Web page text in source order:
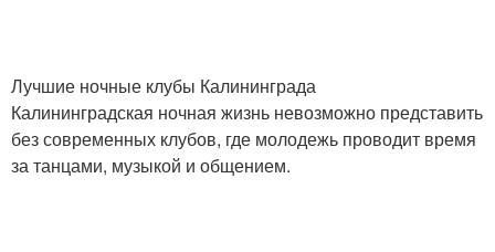
Лучшие ночные клубы Калининграда
Калининградская ночная жизнь невозможно представить
без современных клубов, где молодежь проводит время
за танцами, музыкой и общением.